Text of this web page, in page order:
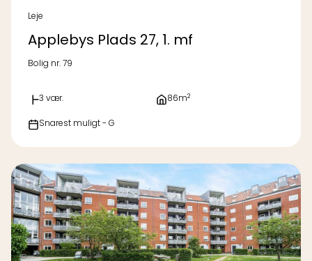
Leje
Applebys Plads 27, 1. mf
Bolig nr. 79
3 vær. 86m2
Snarest muligt - G